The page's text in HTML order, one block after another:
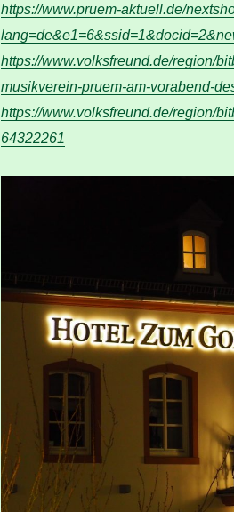
https://www.pruem-aktuell.de/
https://www.volksfreund.de/region/
musikverein-pruem-am-vorabend-
https://www.volksfreund.de/region/
64322261